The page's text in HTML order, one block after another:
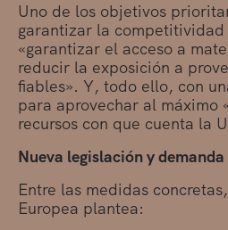
Uno de los objetivos
garantizar la
«garantizar el acceso a
reducir la exposición a
fiables». Y, todo ello, con
para aprovechar al máximo
recursos con que cuenta la
Nueva legislación y demanda
Entre las medidas
Europea plantea: